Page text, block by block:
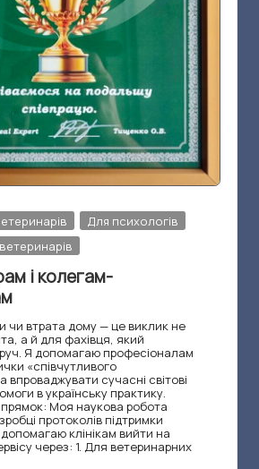
Для психологів
і колегам-
чи втрата дому — це виклик не
а й для фахівця, який
Я допомагаю професіоналам
«співчутливого
впроваджувати сучасні світові
в українську практику.
Моя наукова робота
протоколів підтримки
клінікам вийти на
через: 1. Для ветеринарних